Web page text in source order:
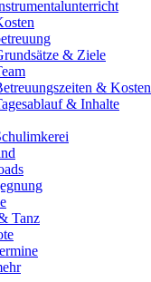
& Ziele
& Kosten
& Inhalte
Tanz